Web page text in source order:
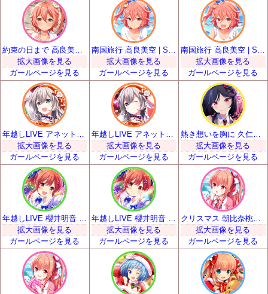
拡大画像を見る
ガールページを見る
拡大画像を見る
ガールページを見る
拡大画像を見る
ガールページを見る
拡大画像を見る
ガールページを見る
拡大画像を見る
ガールページを見る
拡大画像を見る
ガールページを見る
拡大画像を見る
ガールページを見る
拡大画像を見る
ガールページを見る
クリスマス 朝比奈桃子 | SSR
拡大画像を見る
ガールページを見る